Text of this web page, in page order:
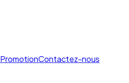
PromotionContactez-nous